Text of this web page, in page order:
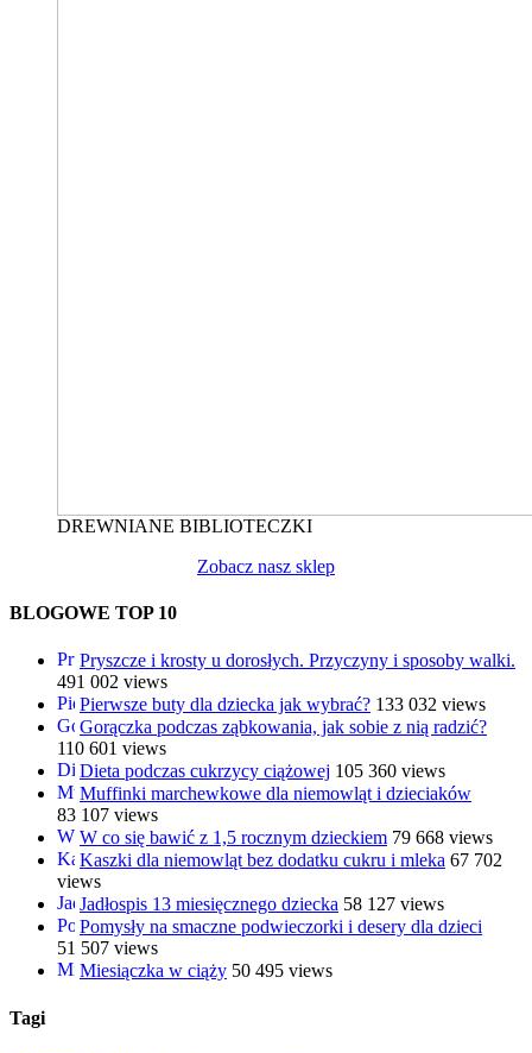
DREWNIANE BIBLIOTECZKI
Zobacz nasz sklep
BLOGOWE TOP 10
Pryszcze i krosty u dorosłych. Przyczyny i sposoby walki.
491 002 views
Pierwsze buty dla dziecka jak wybrać? 133 032 views
Gorączka podczas ząbkowania, jak sobie z nią radzić?
110 601 views
Dieta podczas cukrzycy ciążowej 105 360 views
Muffinki marchewkowe dla niemowląt i dzieciaków
83 107 views
W co się bawić z 1,5 rocznym dzieckiem 79 668 views
Kaszki dla niemowląt bez dodatku cukru i mleka 67 702
views
Jadłospis 13 miesięcznego dziecka 58 127 views
Pomysły na smaczne podwieczorki i desery dla dzieci
51 507 views
Miesiączka w ciąży 50 495 views
Tagi